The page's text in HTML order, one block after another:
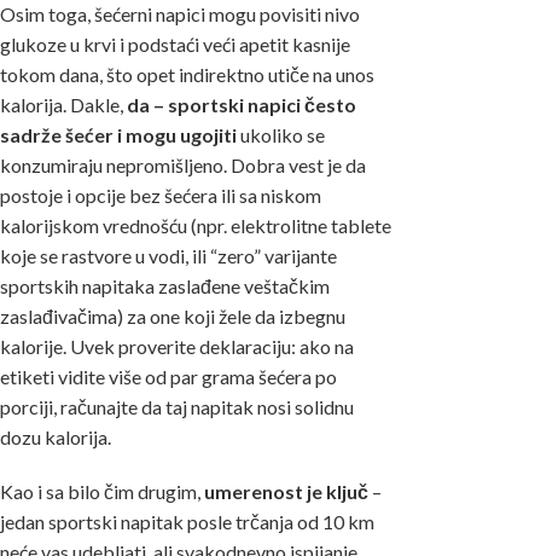
Osim toga, šećerni napici mogu povisiti nivo
glukoze u krvi i podstaći veći apetit kasnije
tokom dana, što opet indirektno utiče na unos
kalorija. Dakle, da – sportski napici često
sadrže šećer i mogu ugojitiukoliko se
konzumiraju nepromišljeno. Dobra vest je da
postoje i opcije bez šećera ili sa niskom
kalorijskom vrednošću (npr. elektrolitne tablete
koje se rastvore u vodi, ili “zero” varijante
sportskih napitaka zaslađene veštačkim
zaslađivačima) za one koji žele da izbegnu
kalorije. Uvek proverite deklaraciju: ako na
etiketi vidite više od par grama šećera po
porciji, računajte da taj napitak nosi solidnu
dozu kalorija.
Kao i sa bilo čim drugim, umerenost je ključ –
jedan sportski napitak posle trčanja od 10 km
neće vas udebljati, ali svakodnevno ispijanje